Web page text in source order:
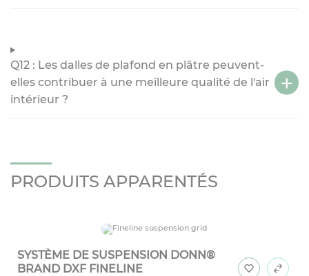
Q12 : Les dalles de plafond en plâtre peuvent-
elles contribuer à une meilleure qualité de l'air
intérieur ?
PRODUITS APPARENTÉS
SYSTÈME DE SUSPENSION DONN®
BRAND DXF FINELINE